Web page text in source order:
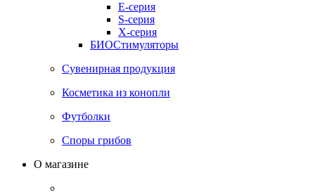
E-серия
S-серия
X-серия
БИОСтимуляторы
Сувенирная продукция
Косметика из конопли
Футболки
Споры грибов
О магазине